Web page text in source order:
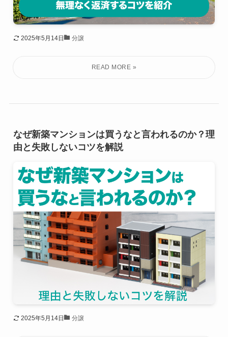
2025年5月14日 分譲
なぜ新築マンションは買うなと言われるのか？理
由と失敗しないコツを解説
2025年5月14日 分譲